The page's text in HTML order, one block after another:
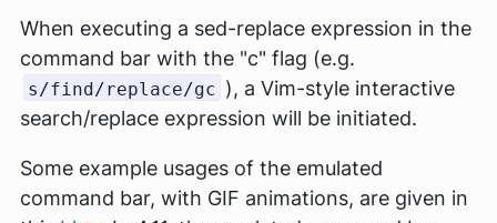
When executing a sed-replace expression in the
command bar with the "c" flag (e.g.
s/find/replace/gc ), a Vim-style interactive
search/replace expression will be initiated.
Some example usages of the emulated
command bar, with GIF animations, are given in